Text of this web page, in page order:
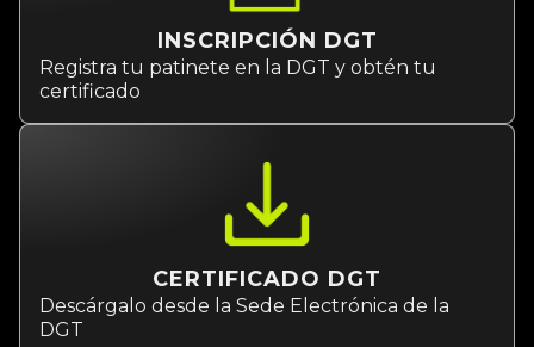
INSCRIPCIÓN DGT
Registra tu patinete en la DGT y obtén tu
certificado
CERTIFICADO DGT
Descárgalo desde la Sede Electrónica de la
DGT